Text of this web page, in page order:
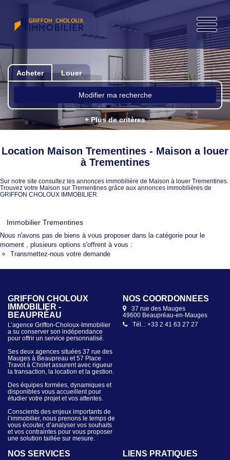
Acheter Louer
Modifier ma recherche
+ Plus de critères
Location Maison Trementines - Maison a louer
à Trementines
Sur notre site consultez les annonces immobilière de Maison à louer Trementines.
Trouvez votre Maison sur Trementines grâce aux annonces immobilières de
GRIFFON CHOLOUX IMMOBILIER.
Immobilier Trementines
Nous n'avons pas de biens à vous proposer dans la catégorie pour le
moment , plusieurs options s'offrent à vous :
Transmettez-nous votre demande
GRIFFON CHOLOUX
IMMOBILIER -
BEAUPRÉAU
L’agence Griffon-Choloux-Immobilier
a su conserver son indépendance
pour offrir un service personnalisé.
Ses deux agences situées 37 rue des
Mauges à Beaupreau et 57 Place
Travot à Cholet assurent avec rigueur
la transaction, la location et la gestion.
Des équipes formées, dynamiques et
disponibles vous accueillent pour
étudier votre projet et vos attentes.
Conscients des enjeux importants de
l’immobilier, nous prenons le temps de
vous écouter, d’analyser vos souhaits
et vos contraintes pour vous proposer
une solution taillée sur mesure.
NOS COORDONNÉES
37 rue des Mauges
49600 Beaupréau-en-Mauges
Tél. : +33 2 41 63 27 27
NOS SERVICES LIENS PRATIQUES